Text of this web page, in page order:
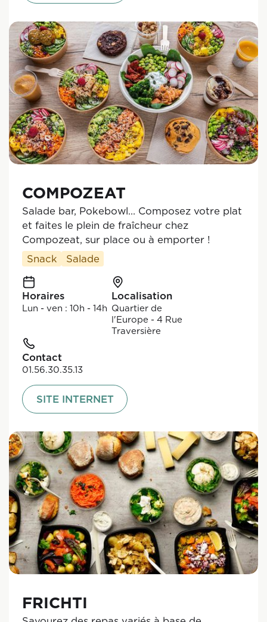
COMPOZEAT
Salade bar, Pokebowl… Composez votre plat
et faites le plein de fraîcheur chez
Compozeat, sur place ou à emporter !
Snack
Salade
Horaires
Lun - ven : 10h - 14h
Localisation
Quartier de
l'Europe - 4 Rue
Traversière
Contact
01.56.30.35.13
SITE INTERNET
FRICHTI